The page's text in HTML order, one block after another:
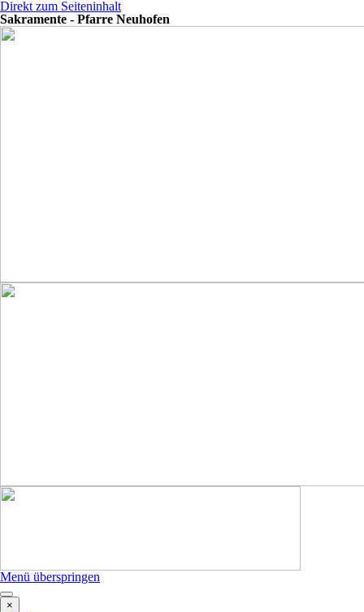
Direkt zum Seiteninhalt
Sakramente - Pfarre Neuhofen
Menü überspringen
×